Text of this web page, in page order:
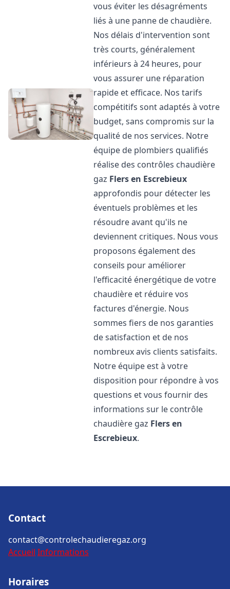
vous éviter les désagréments
liés à une panne de chaudière.
Nos délais d'intervention sont
très courts, généralement
inférieurs à 24 heures, pour
vous assurer une réparation
rapide et efficace. Nos tarifs
compétitifs sont adaptés à votre
budget, sans compromis sur la
qualité de nos services. Notre
équipe de plombiers qualifiés
réalise des contrôles chaudière
gaz Flers en Escrebieux
approfondis pour détecter les
éventuels problèmes et les
résoudre avant qu'ils ne
deviennent critiques. Nous vous
proposons également des
conseils pour améliorer
l'efficacité énergétique de votre
chaudière et réduire vos
factures d'énergie. Nous
sommes fiers de nos garanties
de satisfaction et de nos
nombreux avis clients satisfaits.
Notre équipe est à votre
disposition pour répondre à vos
questions et vous fournir des
informations sur le contrôle
chaudière gaz Flers en
Escrebieux.
Contact
contact@controlechaudieregaz.org
Accueil Informations
Horaires